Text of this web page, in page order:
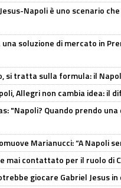
Napoli è uno scenario
soluzione di mercato in
si tratta sulla formula: il
Allegri non cambia idea: il
"Napoli? Quando prendo
Marianucci: “A Napoli
mai contattato per il ruolo di
giocare Gabriel Jesus in